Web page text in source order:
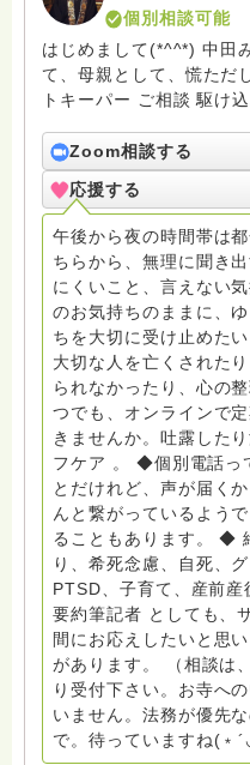
個別相談可能
はじめまして(*^^*) 中田
て、母親として、慌ただし
トキーパー ご相談 駆け
ターミナルケア、看取り
死、産前産後うつ、育児
PTSD、傾聴トレーナー
員、女性支援員、小学校
サポートをしています。 ◆一般社団法人『グリーフケア
ともしび』理事長 【と
金・昼夜2回開催（大阪駅前第3ビル
00〜 お問い合わせ申込⬇️
griefcare.tomoshibi@icloud.com ＊こ
のご支援により支えられ
お願いします。 ゆうちょ銀行 口座番号 普通408-
6452769 一般社団法人グリーフケアともしび ◆『ビハ
ーラサロン おしゃべり
山代表 居場所運営 問い
griefcare.tomoshibi@icloud.com ◆GE
イエ 所属 （Gender
とができる社会をめざして）
京都自死自殺相談センタ
員長（2018〜2024） ◆保育士.幼稚園教諭.小学校教諭.
レクリエーションインス
間 保育 教育の現場で 総
つつ、お話できることがあれば
たとともに。南無阿弥陀仏 ここでは、宗旨を問いま
ん。 まずは、ひとりで
わせは⬇️こちらから
Zoom相談する
応援する
午後から夜の時間帯は
ちらから、無理に聞き
にくいこと、言えない
のお気持ちのままに、
ちを大切に受け止めた
大切な人を亡くされた
られなかったり、心の
つでも、オンラインで
きませんか。吐露した
フケア 。 ◆個別電話っ
とだけれど、声が届く
んと繋がっているよう
ることもあります。 ◆
り、希死念慮、自死、
PTSD、子育て、産前産
要約筆記者 としても、
間にお応えしたいと思
があります。 （相談は
り受付下さい。お寺へ
いません。法務が優先
で。待っていますね